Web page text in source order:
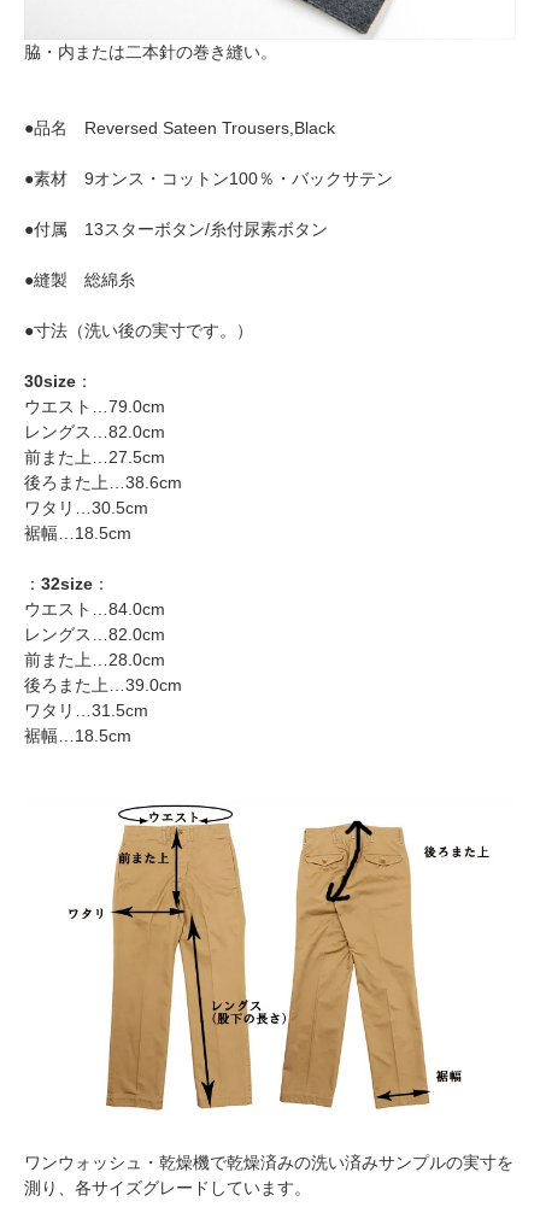
脇・内または二本針の巻き縫い。
●品名 Reversed Sateen Trousers,Black
●素材 9オンス・コットン100％・バックサテン
●付属 13スターボタン/糸付尿素ボタン
●縫製 総綿糸
●寸法（洗い後の実寸です。）
30size ：
ウエスト…79.0cm
レングス…82.0cm
前また上…27.5cm
後ろまた上…38.6cm
ワタリ…30.5cm
裾幅…18.5cm
： 32size ：
ウエスト…84.0cm
レングス…82.0cm
前また上…28.0cm
後ろまた上…39.0cm
ワタリ…31.5cm
裾幅…18.5cm
ワンウォッシュ・乾燥機で乾燥済みの洗い済みサンプルの実寸を
測り、各サイズグレードしています。